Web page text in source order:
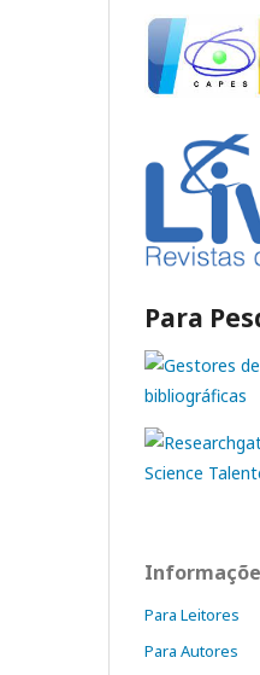
Para
Para Leitores
Para Autores